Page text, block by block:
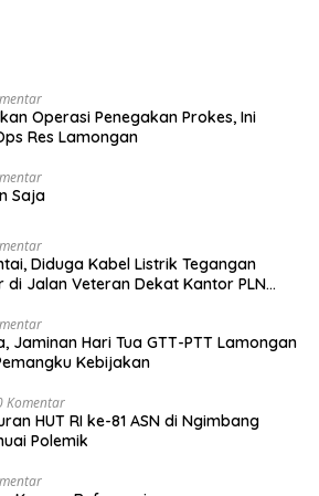
Operasi Penegakan Prokes, Ini
Res Lamongan
Saja
Diduga Kabel Listrik Tegangan
di Jalan Veteran Dekat Kantor PLN
Jaminan Hari Tua GTT-PTT Lamongan
Kebijakan
Komentar
HUT RI ke-81 ASN di Ngimbang
Polemik